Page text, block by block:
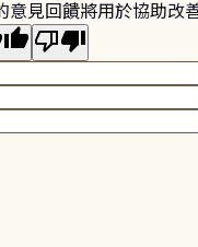
意見回饋將用於協助改